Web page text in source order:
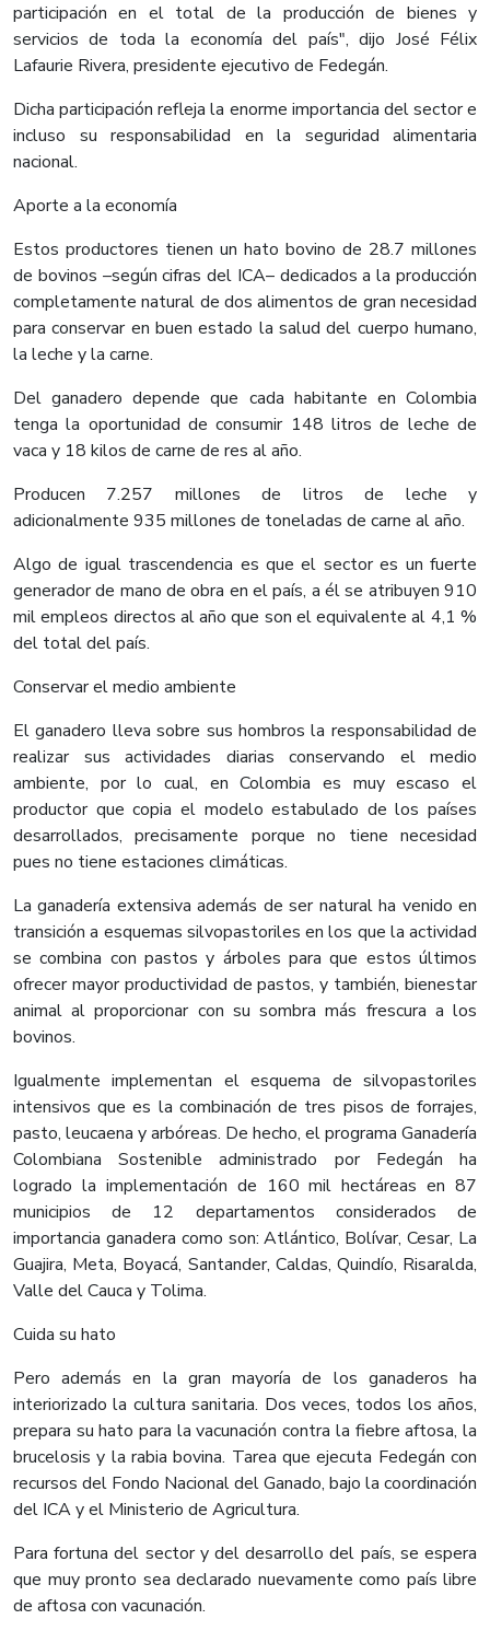
participación en el total de la producción de bienes y
servicios de toda la economía del país", dijo José Félix
Lafaurie Rivera, presidente ejecutivo de Fedegán.
Dicha participación refleja la enorme importancia del sector e
incluso su responsabilidad en la seguridad alimentaria
nacional.
Aporte a la economía
Estos productores tienen un hato bovino de 28.7 millones
de bovinos –según cifras del ICA– dedicados a la producción
completamente natural de dos alimentos de gran necesidad
para conservar en buen estado la salud del cuerpo humano,
la leche y la carne.
Del ganadero depende que cada habitante en Colombia
tenga la oportunidad de consumir 148 litros de leche de
vaca y 18 kilos de carne de res al año.
Producen 7.257 millones de litros de leche y
adicionalmente 935 millones de toneladas de carne al año.
Algo de igual trascendencia es que el sector es un fuerte
generador de mano de obra en el país, a él se atribuyen 910
mil empleos directos al año que son el equivalente al 4,1 %
del total del país.
Conservar el medio ambiente
El ganadero lleva sobre sus hombros la responsabilidad de
realizar sus actividades diarias conservando el medio
ambiente, por lo cual, en Colombia es muy escaso el
productor que copia el modelo estabulado de los países
desarrollados, precisamente porque no tiene necesidad
pues no tiene estaciones climáticas.
La ganadería extensiva además de ser natural ha venido en
transición a esquemas silvopastoriles en los que la actividad
se combina con pastos y árboles para que estos últimos
ofrecer mayor productividad de pastos, y también, bienestar
animal al proporcionar con su sombra más frescura a los
bovinos.
Igualmente implementan el esquema de silvopastoriles
intensivos que es la combinación de tres pisos de forrajes,
pasto, leucaena y arbóreas. De hecho, el programa Ganadería
Colombiana Sostenible administrado por Fedegán ha
logrado la implementación de 160 mil hectáreas en 87
municipios de 12 departamentos considerados de
importancia ganadera como son: Atlántico, Bolívar, Cesar, La
Guajira, Meta, Boyacá, Santander, Caldas, Quindío, Risaralda,
Valle del Cauca y Tolima.
Cuida su hato
Pero además en la gran mayoría de los ganaderos ha
interiorizado la cultura sanitaria. Dos veces, todos los años,
prepara su hato para la vacunación contra la fiebre aftosa, la
brucelosis y la rabia bovina. Tarea que ejecuta Fedegán con
recursos del Fondo Nacional del Ganado, bajo la coordinación
del ICA y el Ministerio de Agricultura.
Para fortuna del sector y del desarrollo del país, se espera
que muy pronto sea declarado nuevamente como país libre
de aftosa con vacunación.